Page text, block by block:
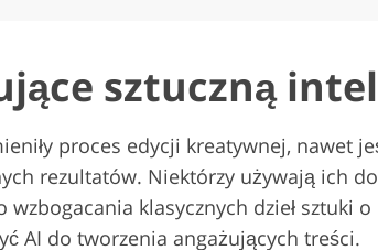
sztuczną
proces edycji kreatywnej, nawet
rezultatów. Niektórzy używają ich
klasycznych dzieł sztuki
AI do tworzenia angażujących treści.